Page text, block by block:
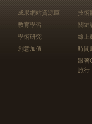
成果網站資源庫
教育學習
學術研究
創意加值
技術
關鍵
線上
時間
跟
旅行